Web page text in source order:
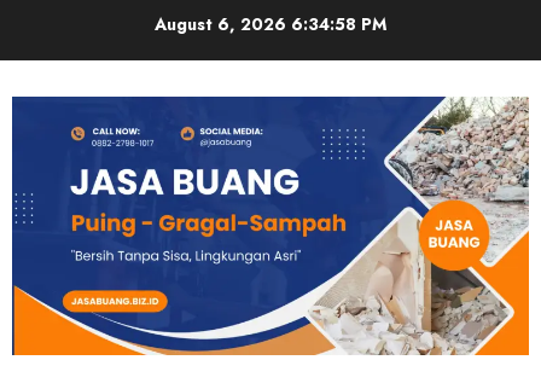
August 6, 2026 6:35:00 PM